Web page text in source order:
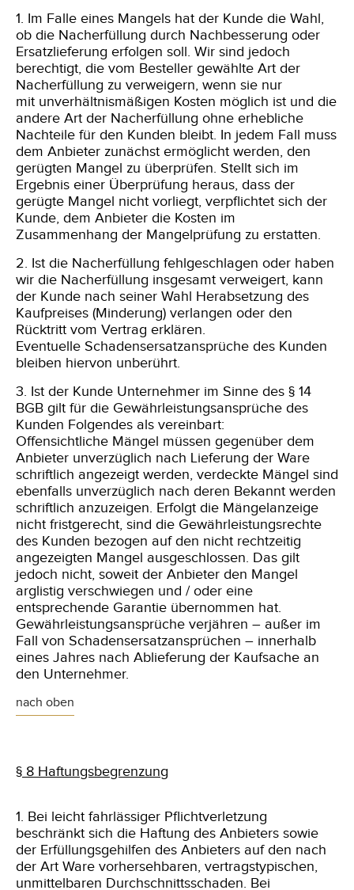
1. Im Falle eines Mangels hat der Kunde die Wahl,
ob die Nacherfüllung durch Nachbesserung oder
Ersatzlieferung erfolgen soll. Wir sind jedoch
berechtigt, die vom Besteller gewählte Art der
Nacherfüllung zu verweigern, wenn sie nur
mit unverhältnismäßigen Kosten möglich ist und die
andere Art der Nacherfüllung ohne erhebliche
Nachteile für den Kunden bleibt. In jedem Fall muss
dem Anbieter zunächst ermöglicht werden, den
gerügten Mangel zu überprüfen. Stellt sich im
Ergebnis einer Überprüfung heraus, dass der
gerügte Mangel nicht vorliegt, verpflichtet sich der
Kunde, dem Anbieter die Kosten im
Zusammenhang der Mangelprüfung zu erstatten.
2. Ist die Nacherfüllung fehlgeschlagen oder haben
wir die Nacherfüllung insgesamt verweigert, kann
der Kunde nach seiner Wahl Herabsetzung des
Kaufpreises (Minderung) verlangen oder den
Rücktritt vom Vertrag erklären.
Eventuelle Schadensersatzansprüche des Kunden
bleiben hiervon unberührt.
3. Ist der Kunde Unternehmer im Sinne des § 14
BGB gilt für die Gewährleistungsansprüche des
Kunden Folgendes als vereinbart:
Offensichtliche Mängel müssen gegenüber dem
Anbieter unverzüglich nach Lieferung der Ware
schriftlich angezeigt werden, verdeckte Mängel sind
ebenfalls unverzüglich nach deren Bekannt werden
schriftlich anzuzeigen. Erfolgt die Mängelanzeige
nicht fristgerecht, sind die Gewährleistungsrechte
des Kunden bezogen auf den nicht rechtzeitig
angezeigten Mangel ausgeschlossen. Das gilt
jedoch nicht, soweit der Anbieter den Mangel
arglistig verschwiegen und / oder eine
entsprechende Garantie übernommen hat.
Gewährleistungsansprüche verjähren – außer im
Fall von Schadensersatzansprüchen – innerhalb
eines Jahres nach Ablieferung der Kaufsache an
den Unternehmer.
nach oben
§ 8 Haftungsbegrenzung
1. Bei leicht fahrlässiger Pflichtverletzung
beschränkt sich die Haftung des Anbieters sowie
der Erfüllungsgehilfen des Anbieters auf den nach
der Art Ware vorhersehbaren, vertragstypischen,
unmittelbaren Durchschnittsschaden. Bei